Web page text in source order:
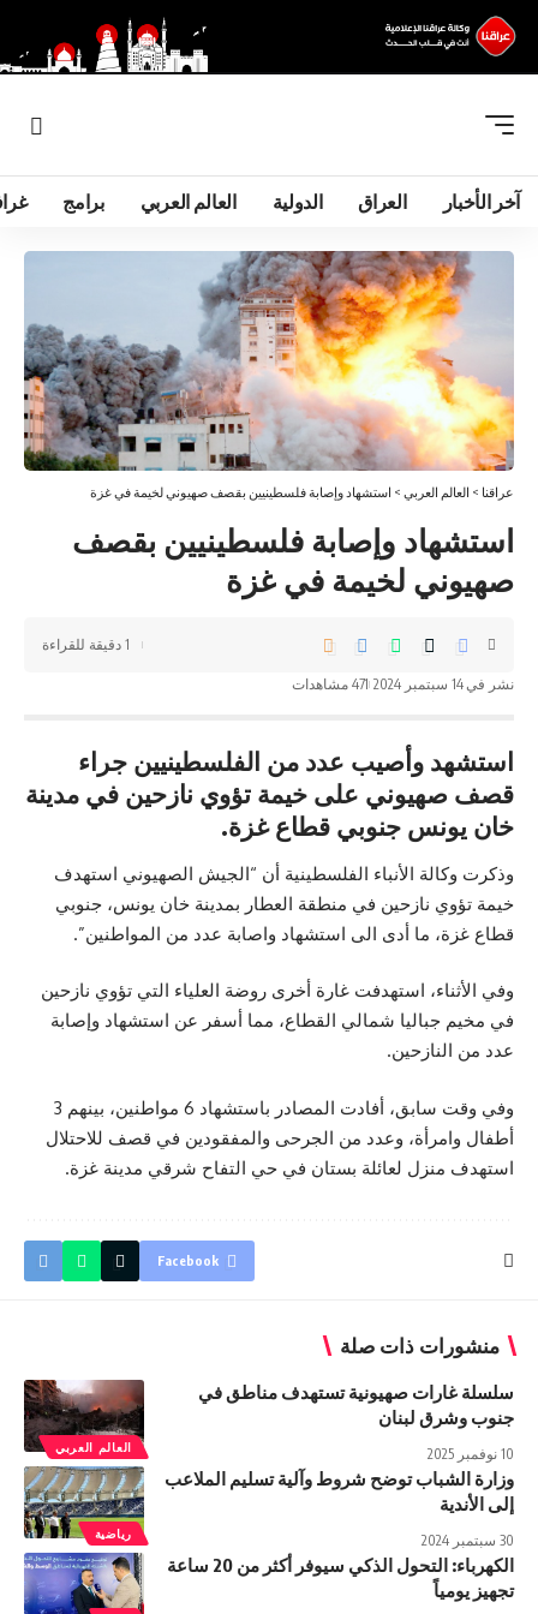
آخر الأخبار العراق الدولية العالم العربي برامج
عراقنا > العالم العربي > استشهاد وإصابة فلسطينيين بقصف صهيوني لخيمة في غزة
استشهاد وإصابة فلسطينيين بقصف
صهيوني لخيمة في غزة
نشر في 14 سبتمبر 2024 471 مشاهدات
1 دقيقة للقراءة
استشهد وأصيب عدد من الفلسطينيين جراء
قصف صهيوني على خيمة تؤوي نازحين في مدينة
خان يونس جنوبي قطاع غزة.
وذكرت وكالة الأنباء الفلسطينية أن “الجيش الصهيوني استهدف
خيمة تؤوي نازحين في منطقة العطار بمدينة خان يونس، جنوبي
قطاع غزة، ما أدى الى استشهاد واصابة عدد من المواطنين”.
وفي الأثناء، استهدفت غارة أخرى روضة العلياء التي تؤوي نازحين
في مخيم جباليا شمالي القطاع، مما أسفر عن استشهاد وإصابة
عدد من النازحين.
وفي وقت سابق، أفادت المصادر باستشهاد 6 مواطنين، بينهم 3
أطفال وامرأة، وعدد من الجرحى والمفقودين في قصف للاحتلال
استهدف منزل لعائلة بستان في حي التفاح شرقي مدينة غزة.
Facebook
منشورات ذات صلة
العالم العربي
سلسلة غارات صهيونية تستهدف مناطق في
جنوب وشرق لبنان
10 نوفمبر 2025
رياضية
وزارة الشباب توضح شروط وآلية تسليم الملاعب
إلى الأندية
30 سبتمبر 2024
الكهرباء: التحول الذكي سيوفر أكثر من 20 ساعة
تجهيز يومياً